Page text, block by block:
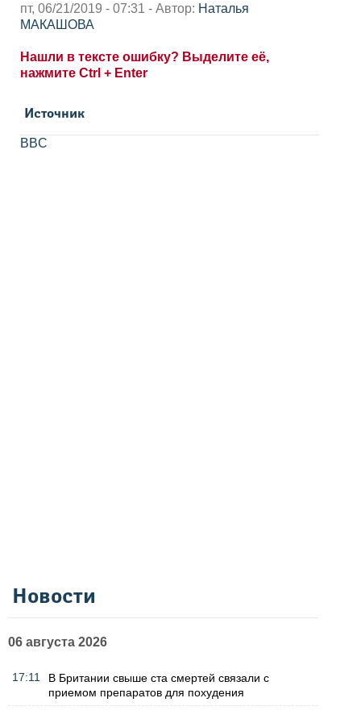
пт, 06/21/2019 - 07:31 - Автор: Наталья
МАКАШОВА
Нашли в тексте ошибку? Выделите её,
нажмите Ctrl + Enter
Источник
BBC
Новости
06 августа 2026
17:11
В Британии свыше ста смертей связали с
приемом препаратов для похудения